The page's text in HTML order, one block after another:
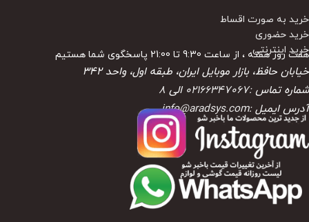
خرید به صورت اقساط
خرید حضوری
خرید اینترنتی
هفت روز هفته ، از ساعت 9:30 تا 21:00 پاسخگوی شما هستیم
خیابان حافظ، بازار موبایل ایران، طبقه اول، واحد ۳۴۲
شماره تماس :02166347067 الی 8
آدرس ایمیل :info@aradsys.com